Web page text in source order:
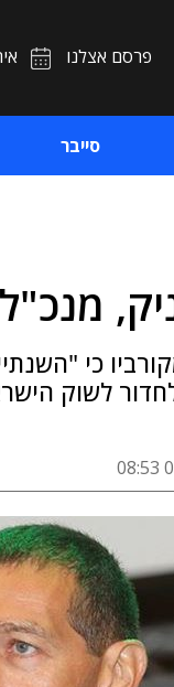
פרסם אצלנו
סייבר
כי
לשוק